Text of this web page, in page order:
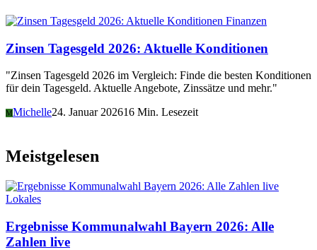
Finanzen
Zinsen Tagesgeld 2026: Aktuelle Konditionen
"Zinsen Tagesgeld 2026 im Vergleich: Finde die besten Konditionen
für dein Tagesgeld. Aktuelle Angebote, Zinssätze und mehr."
MMichelle24. Januar 202616 Min. Lesezeit
Meistgelesen
Lokales
Ergebnisse Kommunalwahl Bayern 2026: Alle
Zahlen live